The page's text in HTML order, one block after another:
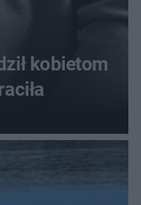
kobietom